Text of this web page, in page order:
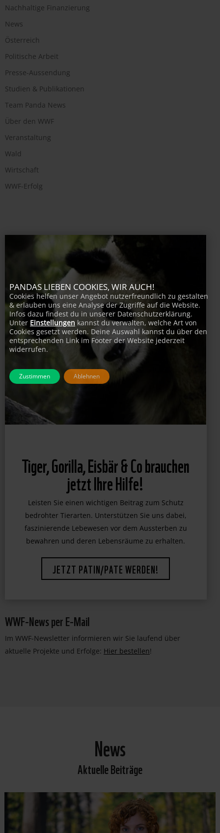
Nachhaltige Finanzierung
News
Österreich
Politische Arbeit
Presse-Aussendung
Studien & Publikationen
Team Panda News
Über den WWF
Veranstaltung
Wald
Wirtschaft
WWF-Erfolg
Tiger, Gorilla, Eisbär & Co brauchen
jetzt Ihre Hilfe!
Leisten Sie einen wichtigen Beitrag zum Schutz
bedrohter Tierarten. Unterstützen Sie uns dabei,
faszinierende Lebewesen vor dem Aussterben zu
bewahren und deren Lebensräume zu erhalten.
JETZT PATIN/PATE WERDEN!
WWF-News per E-Mail
Im WWF-Newsletter informieren wir Sie laufend über
aktuelle Projekte und Erfolge: Hier bestellen!
News
Aktuelle Beiträge
PANDAS LIEBEN COOKIES, WIR AUCH!
Cookies helfen unser Angebot nutzerfreundlich zu gestalten
& erlauben uns eine Analyse der Zugriffe auf die Website.
Infos dazu findest du in unserer Datenschutzerklärung.
Unter Einstellungen kannst du verwalten, welche Art von
Cookies gesetzt werden. Deine Auswahl kannst du über den
entsprechenden Link im Footer der Website jederzeit
widerrufen.
Zustimmen Ablehnen